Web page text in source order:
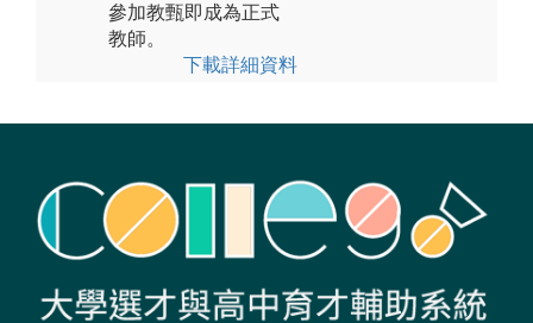
參加教甄即成為正式
教師。
下載詳細資料